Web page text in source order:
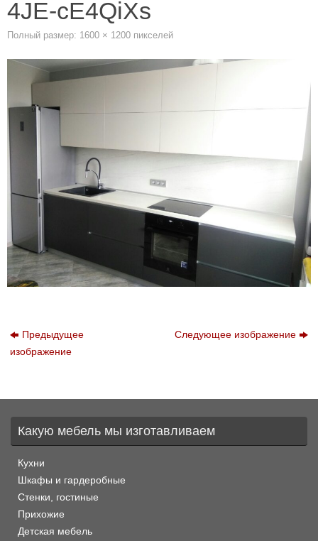
4JE-cE4QiXs
Полный размер: 1600 × 1200 пикселей
Предыдущее
изображение
Следующее изображение
Какую мебель мы изготавливаем
Кухни
Шкафы и гардеробные
Стенки, гостиные
Прихожие
Детская мебель